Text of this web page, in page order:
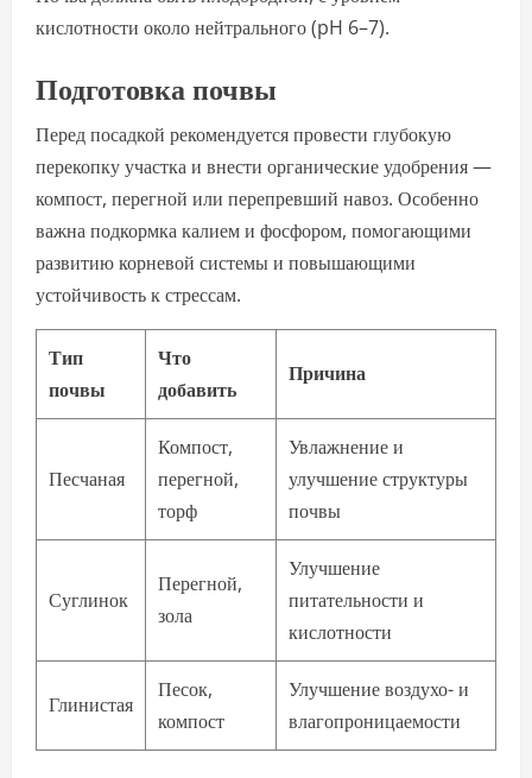
кислотности около нейтрального (pH 6–7).
Подготовка почвы
Перед посадкой рекомендуется провести глубокую
перекопку участка и внести органические удобрения —
компост, перегной или перепревший навоз. Особенно
важна подкормка калием и фосфором, помогающими
развитию корневой системы и повышающими
устойчивость к стрессам.
Тип
почвы
Что
добавить
Причина
Песчаная
Компост,
перегной,
торф
Увлажнение и
улучшение структуры
почвы
Суглинок
Перегной,
зола
Улучшение
питательности и
кислотности
Глинистая
Песок,
компост
Улучшение воздухо- и
влагопроницаемости